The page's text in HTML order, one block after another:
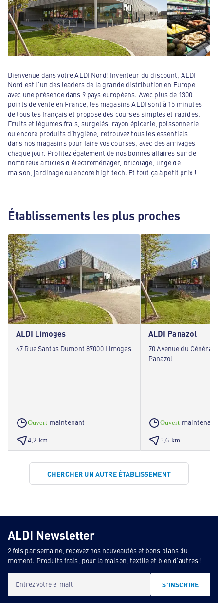
Bienvenue dans votre ALDI Nord! Inventeur du discount, ALDI
Nord est l'un des leaders de la grande distribution en Europe
avec une présence dans 9 pays européens. Avec plus de 1300
points de vente en France, les magasins ALDI sont à 15 minutes
de tous les français et propose des courses simples et rapides.
Fruits et légumes frais, surgelés, rayon épicerie, poissonnerie
ou encore produits d'hygiène, retrouvez tous les essentiels
dans nos magasins pour faire vos courses, avec des arrivages
chaque jour. Profitez également de nos bonnes affaires sur de
nombreux articles d'électroménager, bricolage, linge de
maison, jardinage ou encore high tech. Et tout ça à petit prix !
Établissements les plus proches
ALDI Limoges
47 Rue Santos Dumont 87000 Limoges
Ouvert maintenant
4,2 km
ALDI Panazol
70 Avenue du Général
Panazol
Ouvert maintenant
5,6 km
CHERCHER UN AUTRE ÉTABLISSEMENT
ALDI Newsletter
2 fois par semaine, recevez nos nouveautés et bons plans du
moment. Produits frais, pour la maison, textile et bien d'autres !
Entrez votre e-mail S'INSCRIRE